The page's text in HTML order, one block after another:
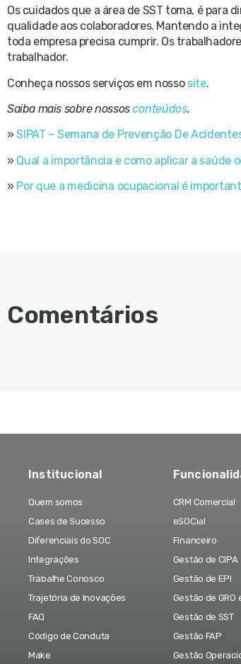
Os cuidados que a área de SST toma, é
qualidade aos colaboradores. Mantendo a
toda empresa precisa cumprir. Os
trabalhador.
Conheça nossos serviços em nosso site.
Saiba mais sobre nossosconteúdos.
»SIPAT – Semana de Prevenção De
» Qual a importância e como aplicar a saúde
» Por que a medicina ocupacional é
Comentários
Institucional
Quem somos
Cases de Sucesso
Diferenciais do SOC
Integrações
Trabalhe Conosco
Trajetória de Inovações
FAQ
Código de Conduta
Make
CRM Comercial
eSOCial
Financeiro
Gestão de CIPA
Gestão de EPI
Gestão de GRO
Gestão de SST
Gestão FAP
Gestão